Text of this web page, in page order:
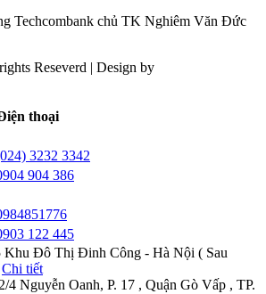
Techcombank chủ TK Nghiêm Văn Đức
Reseverd | Design by
thoại
3232 3342
904 386
122 445
Khu Đô Thị Đinh Công - Hà Nội ( Sau
Chi tiết
4 Nguyễn Oanh, P. 17 , Quận Gò Vấp , TP.